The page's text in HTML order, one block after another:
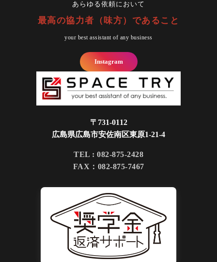
〒731-0112
広島県広島市安佐南区東原1-21-4
TEL : 082-875-2428
FAX：082-875-7467
あらゆる依頼において
最高の協力者（味方）であること
your best assistant of any business
Instagram